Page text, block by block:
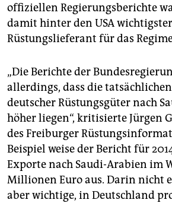
offiziellen Regierungsberichte
damit hinter den USA wichtigster
Rüstungslieferant für das
„Die Berichte der
allerdings, dass die
deutscher Rüstungsgüter nach
höher liegen“, kritisierte Jürgen
des Freiburger
Beispiel weise der Bericht für
Exporte nach Saudi-Arabien im
Millionen Euro aus. Darin nicht
aber wichtige, in Deutschland